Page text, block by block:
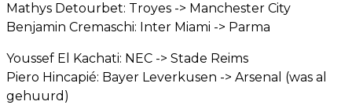
Mathys Detourbet: Troyes -> Manchester City
Benjamin Cremaschi: Inter Miami -> Parma
Youssef El Kachati: NEC -> Stade Reims
Piero Hincapié: Bayer Leverkusen -> Arsenal (was al
gehuurd)